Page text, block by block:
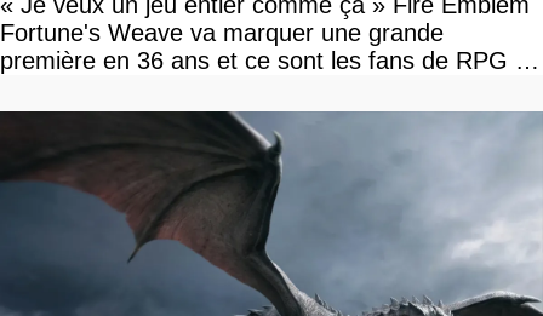
Fortune's Weave va marquer une grande
première en 36 ans et ce sont les fans de RPG en